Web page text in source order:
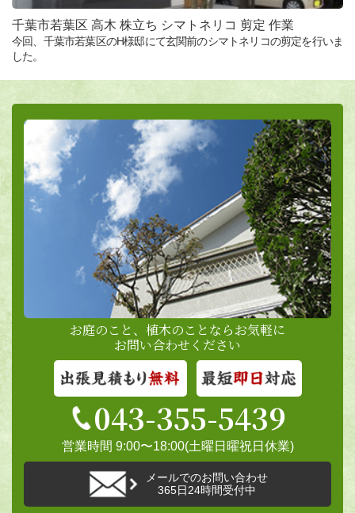
千葉市若葉区 高木 株立ち シマトネリコ 剪定 作業
今回、千葉市若葉区のH様邸にて玄関前のシマトネリコの剪定を行いま
した。
お庭のこと、植木のことならお気軽に
お問い合わせください
043-355-5439
営業時間 9:00〜18:00(土曜日曜祝日休業)
メールでのお問い合わせ
365日24時間受付中